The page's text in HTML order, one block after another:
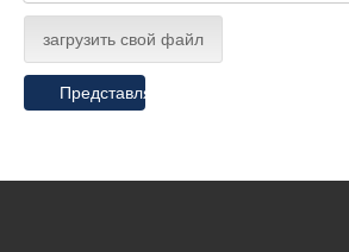
загрузить свой файл
Представлять на рассмотрение